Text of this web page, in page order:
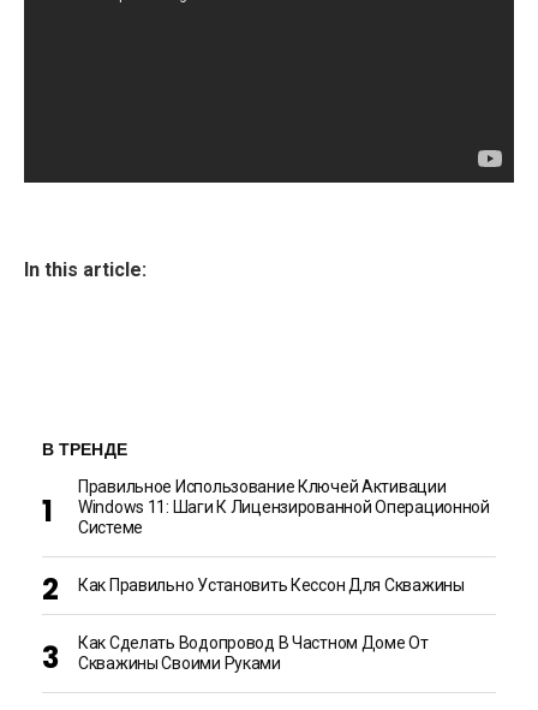
In this article:
В ТРЕНДЕ
Правильное Использование Ключей Активации
Windows 11: Шаги К Лицензированной Операционной
Системе
Как Правильно Установить Кессон Для Скважины
Как Сделать Водопровод В Частном Доме От
Скважины Своими Руками